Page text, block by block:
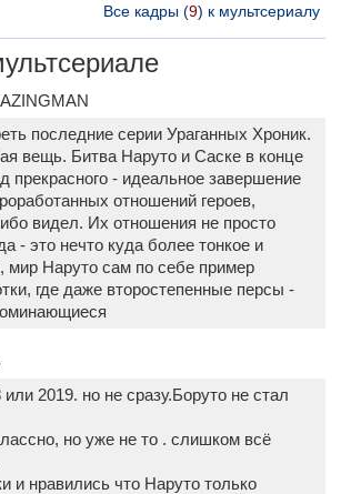
Все кадры (9) к мультсериалу
последние серии Ураганных Хроник.
вещь. Битва Наруто и Саске в конце
прекрасного - идеальное завершение
отношений героев,
видел. Их отношения не просто
- это нечто куда более тонкое и
Наруто сам по себе пример
где даже второстепенные персы -
2019. но не сразу.Боруто не стал
но уже не то . слишком всё
и нравились что Наруто только